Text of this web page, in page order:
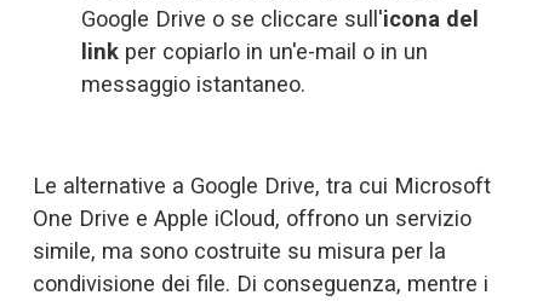
Google Drive o se cliccare sull'icona del
link per copiarlo in un'e-mail o in un
messaggio istantaneo.
Le alternative a Google Drive, tra cui Microsoft
One Drive e Apple iCloud, offrono un servizio
simile, ma sono costruite su misura per la
condivisione dei file. Di conseguenza, mentre i